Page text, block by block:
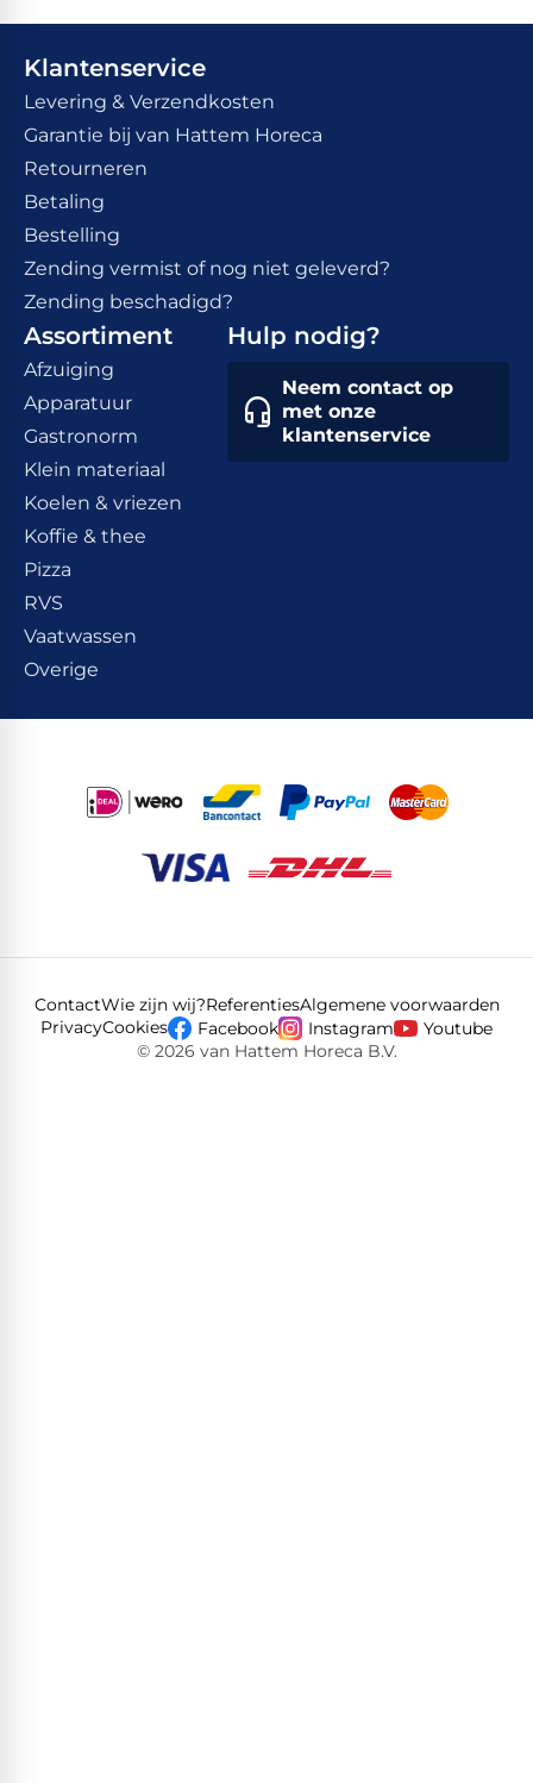
Klantenservice
Levering & Verzendkosten
Garantie bij van Hattem Horeca
Retourneren
Betaling
Bestelling
Zending vermist of nog niet geleverd?
Zending beschadigd?
Assortiment
Afzuiging
Apparatuur
Gastronorm
Klein materiaal
Koelen & vriezen
Koffie & thee
Pizza
RVS
Vaatwassen
Overige
Hulp nodig?
Neem contact op
met onze
klantenservice
ContactWie zijn wij?ReferentiesAlgemene voorwaarden
PrivacyCookies Facebook Instagram
Youtube
© 2026 van Hattem Horeca B.V.